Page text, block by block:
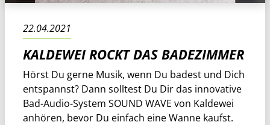
22.04.2021
KALDEWEI ROCKT DAS BADEZIMMER
Hörst Du gerne Musik, wenn Du badest und Dich
entspannst? Dann solltest Du Dir das innovative
Bad-Audio-System SOUND WAVE von Kaldewei
anhören, bevor Du einfach eine Wanne kaufst.